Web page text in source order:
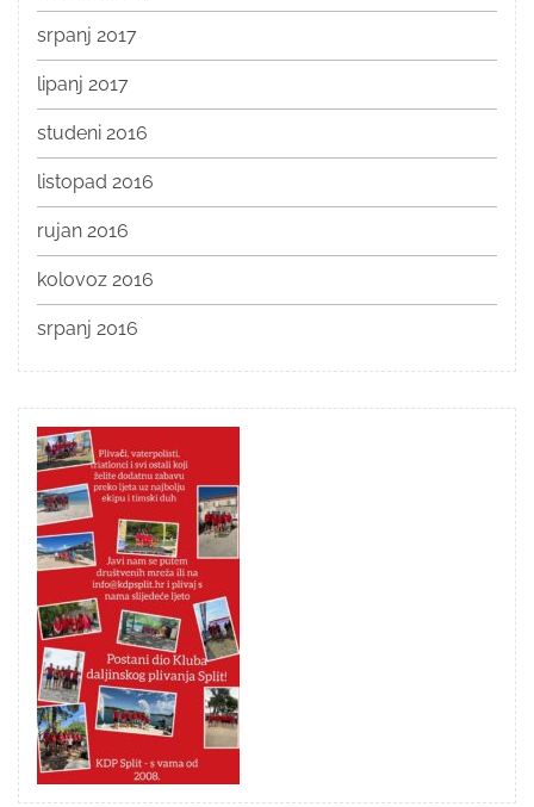
srpanj 2017
lipanj 2017
studeni 2016
listopad 2016
rujan 2016
kolovoz 2016
srpanj 2016